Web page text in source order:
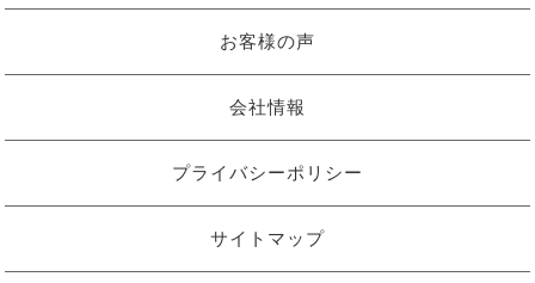
お客様の声
会社情報
プライバシーポリシー
サイトマップ